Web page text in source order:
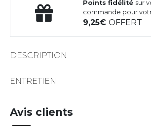
Points fidélité sur
commande pour
9,25OFFERT
DESCRIPTION
ENTRETIEN
Avis clients